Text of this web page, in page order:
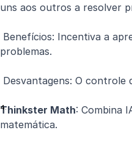
uns aos outros a resolver
problemas.
Desvantagens: O controle
Thinkster Math: Combina
matemática.